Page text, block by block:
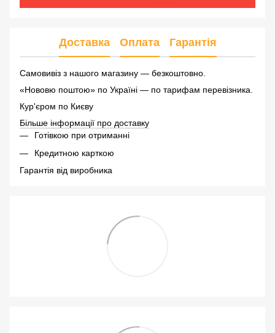
Доставка Оплата Гарантія
Самовивіз з нашого магазину — безкоштовно.
«Нововю поштою» по Україні — по тарифам перевізника.
Кур'єром по Києву
Більше інформації про доставку
Готівкою при отриманні
Кредитною карткою
Гарантія від виробника